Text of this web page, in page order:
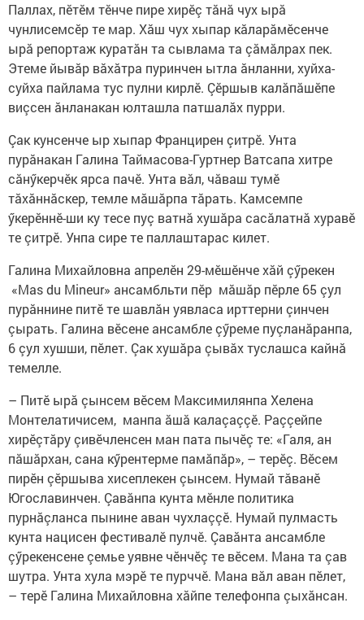
Паллах, пӗтӗм тӗнче пире хирӗç тăнă чух ырă
чунлисемсӗр те мар. Хăш чух хыпар кăларăмӗсенче
ырă репортаж куратăн та сывлама та çăмăлрах пек.
Этеме йывăр вăхăтра пуринчен ытла ăнланни, хуйха-
суйха пайлама тус пулни кирлӗ. Çӗршыв калăпăшӗпе
виçсен ăнланакан юлташла патшалăх пурри.
Çак кунсенче ыр хыпар Францирен çитрӗ. Унта
пурăнакан Галина Таймасова-Гуртнер Ватсапа хитре
сăнӳкерчӗк ярса пачӗ. Унта вăл, чăваш тумӗ
тăхăннăскер, темле мăшăрпа тăрать. Камсемпе
ӳкерӗннӗ-ши ку тесе пуç ватнă хушăра сасăлатнă хуравӗ
те çитрӗ. Унпа сире те паллаштарас килет.
Галина Михайловна апрелӗн 29-мӗшӗнче хăй çӳрекен
«Mas du Mineur» ансамбльти пӗр мăшăр пӗрле 65 çул
пурăннине питӗ те шавлăн уявласа ирттерни çинчен
çырать. Галина вӗсене ансамбле çӳреме пуçланăранпа,
6 çул хушши, пӗлет. Çак хушăра çывăх туслашса кайнă
темелле.
– Питӗ ырă çынсем вӗсем Максимилянпа Хелена
Монтелатичисем, манпа ăшă калаçаççӗ. Раççейпе
хирӗçтăру çивӗчленсен ман пата пычӗç те: «Галя, ан
пăшăрхан, сана кӳрентерме памăпăр», – терӗç. Вӗсем
пирӗн çӗршыва хисеплекен çынсем. Нумай тăванӗ
Югославинчен. Çавăнпа кунта мӗнле политика
пурнăçланса пынине аван чухлаççӗ. Нумай пулмасть
кунта нацисен фестивалӗ пулчӗ. Çавăнта ансамбле
çӳрекенсене çемье уявне чӗнчӗç те вӗсем. Мана та çав
шутра. Унта хула мэрӗ те пурччӗ. Мана вăл аван пӗлет,
– терӗ Галина Михайловна хăйпе телефонпа çыхăнсан.